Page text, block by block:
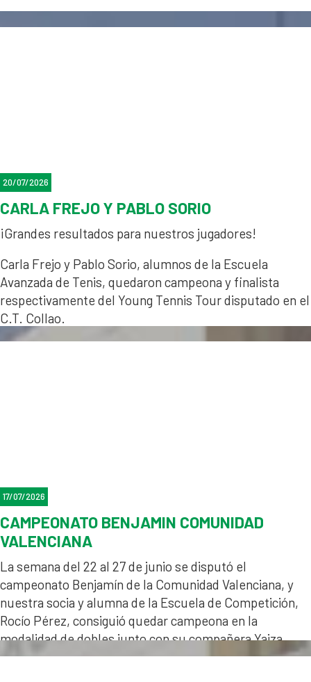
Que paséis un feliz verano! ☀️ Nos vemos en
20/07/2026
CARLA FREJO Y PABLO SORIO
¡Grandes resultados para nuestros jugadores!
Carla Frejo y Pablo Sorio, alumnos de la Escuela
Avanzada de Tenis, quedaron campeona y finalista
respectivamente del Young Tennis Tour disputado en el
C.T. Collao.
17/07/2026
CAMPEONATO BENJAMIN COMUNIDAD
VALENCIANA
La semana del 22 al 27 de junio se disputó el
campeonato Benjamín de la Comunidad Valenciana, y
nuestra socia y alumna de la Escuela de Competición,
Rocío Pérez, consiguió quedar campeona en la
modalidad de dobles junto con su compañera Yaiza
Gómez, jugadora del Club de Tenis y Pádel Castell de